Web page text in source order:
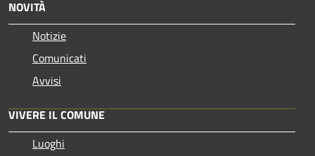
NOVITÀ
Notizie
Comunicati
Avvisi
VIVERE IL COMUNE
Luoghi